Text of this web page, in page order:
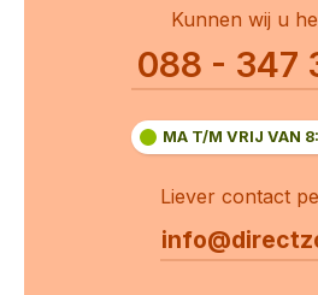
Kunnen wij u
088 - 347
MA T/M VRIJ VAN
Liever contact